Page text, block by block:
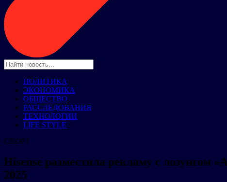
ПОЛИТИКА
ЭКОНОМИКА
ОБЩЕСТВО
РАССЛЕДОВАНИЯ
ТЕХНОЛОГИИ
LIFE STYLE
СПОРТ
Hisense разместила рекламу с
2025